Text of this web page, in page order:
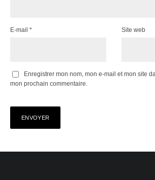
E-mail * Site web
Enregistrer mon nom, mon e-mail et mon site
mon prochain commentaire.